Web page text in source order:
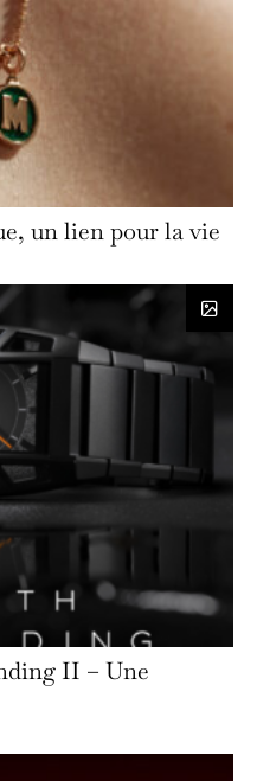
un lien pour la vie
II – Une